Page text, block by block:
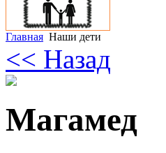
Главная Наши дети
<< Назад
Магамед